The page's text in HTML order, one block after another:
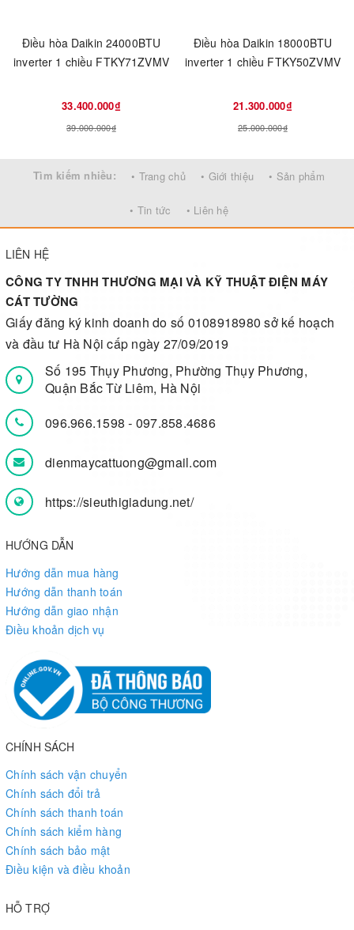
Điều hòa Daikin 24000BTU
inverter 1 chiều FTKY71ZVMV
33.400.000₫
39.000.000₫
Điều hòa Daikin 18000BTU
inverter 1 chiều FTKY50ZVMV
21.300.000₫
25.000.000₫
Tìm kiếm nhiều: • Trang chủ • Giới thiệu • Sản phẩm
• Tin tức • Liên hệ
LIÊN HỆ
CÔNG TY TNHH THƯƠNG MẠI VÀ KỸ THUẬT ĐIỆN MÁY
CÁT TƯỜNG
Giấy đăng ký kinh doanh do số 0108918980 sở kế hoạch
và đầu tư Hà Nội cấp ngày 27/09/2019
Số 195 Thụy Phương, Phường Thụy Phương,
Quận Bắc Từ Liêm, Hà Nội
096.966.1598- 097.858.4686
dienmaycattuong@gmail.com
https://sieuthigiadung.net/
HƯỚNG DẪN
Hướng dẫn mua hàng
Hướng dẫn thanh toán
Hướng dẫn giao nhận
Điều khoản dịch vụ
CHÍNH SÁCH
Chính sách vận chuyển
Chính sách đổi trả
Chính sách thanh toán
Chính sách kiểm hàng
Chính sách bảo mật
Điều kiện và điều khoản
HỖ TRỢ